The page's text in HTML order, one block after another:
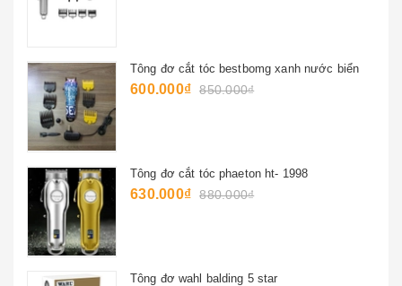
Tông đơ cắt tóc bestbomg xanh nước biển
600.000₫ 850.000₫
Tông đơ cắt tóc phaeton ht- 1998
630.000₫ 880.000₫
Tông đơ wahl balding 5 star